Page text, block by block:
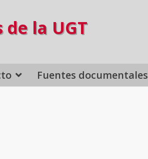
de la UGT
Fuentes documentales